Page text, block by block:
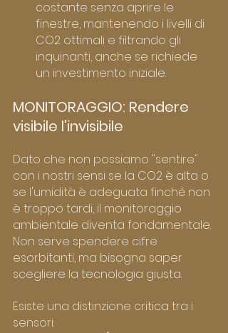
costante senza aprire le
finestre, mantenendo i livelli di
CO2 ottimali e filtrando gli
inquinanti, anche se richiede
un investimento iniziale.
MONITORAGGIO: Rendere
visibile l'invisibile
Dato che non possiamo "sentire"
con i nostri sensi se la CO2 è alta o
se l'umidità è adeguata finché non
è troppo tardi, il monitoraggio
ambientale diventa fondamentale.
Non serve spendere cifre
esorbitanti, ma bisogna saper
scegliere la tecnologia giusta.
Esiste una distinzione critica tra i
sensori: